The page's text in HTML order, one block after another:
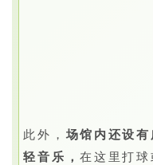
此外，场馆内还设
轻音乐，在这里打